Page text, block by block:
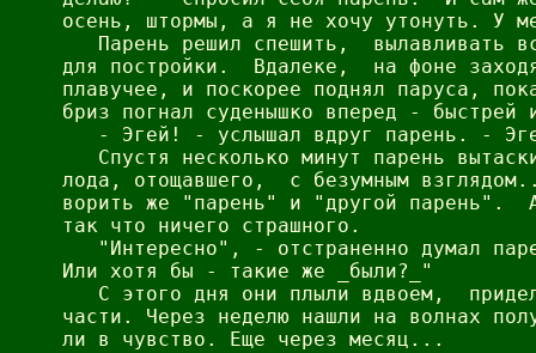
осень, штормы, а я не хочу утонуть. У
Парень решил спешить,  вылавливать
для постройки.  Вдалеке,  на фоне
плавучее, и поскорее поднял паруса,
бриз погнал суденышко вперед -
- Эгей! - услышал вдруг парень. -
Спустя несколько минут парень
лода, отощавшего,  с безумным
ворить же "парень" и "другой парень".
так что ничего страшного.
"Интересно", - отстраненно думал
Или хотя бы - такие же _были?_"
С этого дня они плыли вдвоем,
части. Через неделю нашли на волнах
ли в чувство. Еще через месяц...